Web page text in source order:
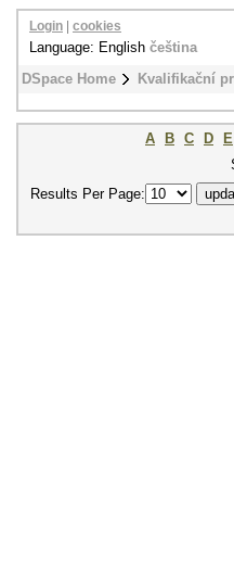
DSpace Home Kvalifikační
Login cookies
Language: English čeština
A B C D E
Results Per Page: